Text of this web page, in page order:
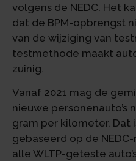
volgens de NEDC. Het
dat de BPM-opbrengst
van de wijziging van
testmethode maakt
zuinig.
Vanaf 2021 mag de
nieuwe personenauto’s
gram per kilometer. Dat
gebaseerd op de
alle WLTP-geteste